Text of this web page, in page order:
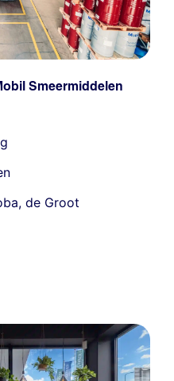
Smeermiddelen
,de Groot